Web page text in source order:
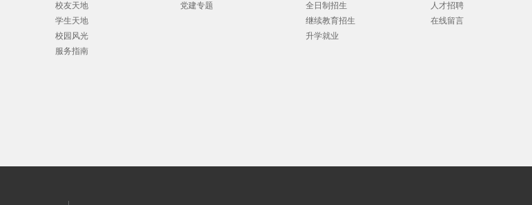
校友天地
学生天地
校园风光
服务指南
党建专题
全日制招生
继续教育招生
升学就业
人才招聘
在线留言